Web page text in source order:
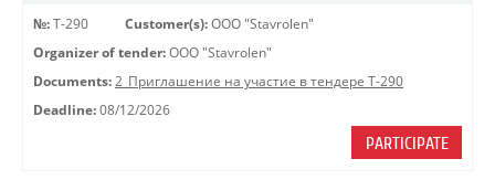
№: Т-290 Customer(s): OOO "Stavrolen"
Organizer of tender: OOO "Stavrolen"
Documents: 2_Приглашение на участие в тендере Т-290
Deadline: 08/12/2026
PARTICIPATE